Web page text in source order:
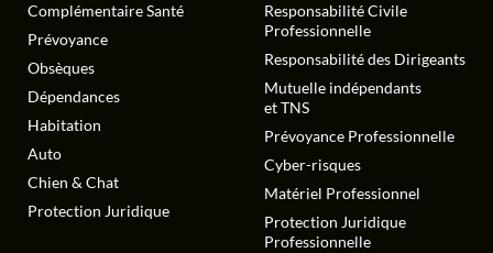
Complémentaire Santé
Prévoyance
Obsèques
Dépendances
Habitation
Auto
Chien & Chat
Protection Juridique
Responsabilité Civile
Professionnelle
Responsabilité des Dirigeants
Mutuelle indépendants
et TNS
Prévoyance Professionnelle
Cyber-risques
Matériel Professionnel
Protection Juridique
Professionnelle